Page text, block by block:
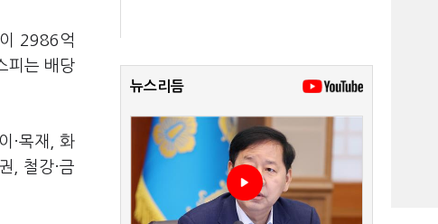
2986억
피는 배당
·목재, 화
, 철강·금
뉴스리듬